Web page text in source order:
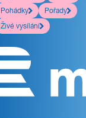
Pohádky
Pořady
Živé vysílání